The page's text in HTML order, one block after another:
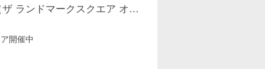
THE LANDMARK SQUARE OSAKA （ザ ランドマークスクエア オオサカ）
開催中